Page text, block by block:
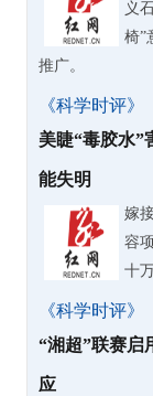
义
椅”
推广。
《科学时评》
美睫“毒胶水”
能失明
嫁
容
十
《科学时评》
“湘超”联赛启
应